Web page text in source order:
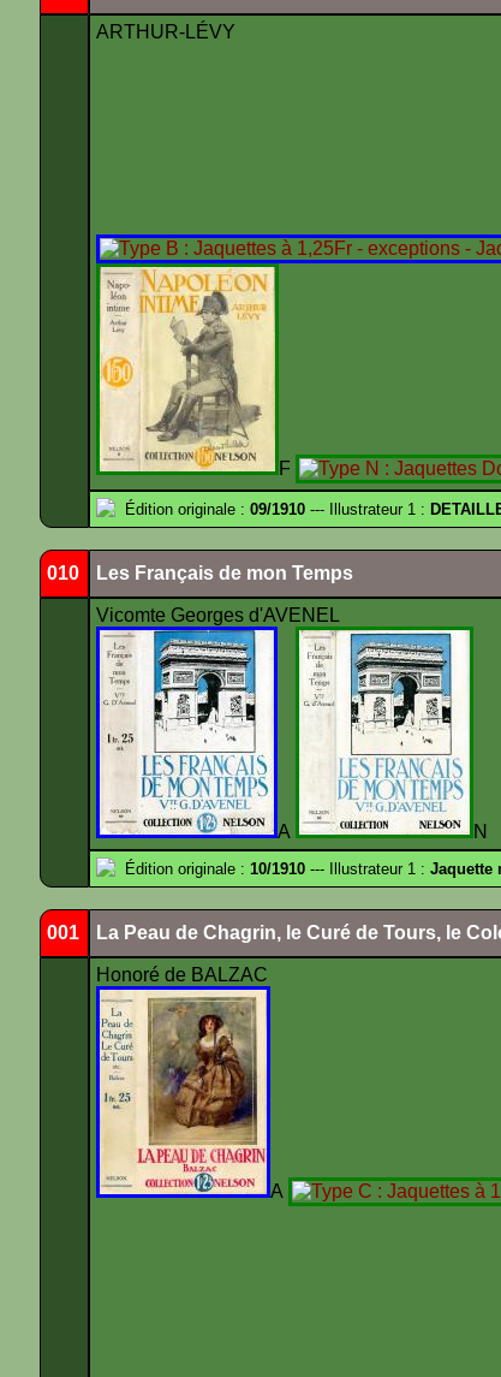
ARTHUR-LÉVY
F
Édition originale : 09/1910 --- Illustrateur 1 :
010 Les Français de mon Temps
Vicomte Georges d'AVENEL
A N
Édition originale : 10/1910 --- Illustrateur 1 : Jaquette
001 La Peau de Chagrin, le Curé de Tours, le
Honoré de BALZAC
A